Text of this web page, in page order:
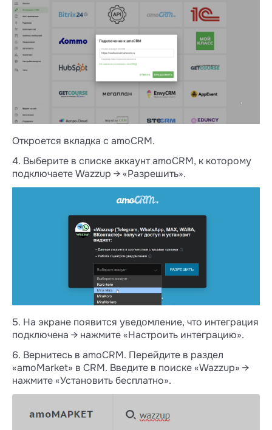
Откроется вкладка с amoCRM.
4. Выберите в списке аккаунт amoCRM, к которому
подключаете Wazzup → «Разрешить».
5. На экране появится уведомление, что интеграция
подключена → нажмите «Настроить интеграцию».
6. Вернитесь в amoCRM. Перейдите в раздел
«amoMarket» в CRM. Введите в поиске «Wazzup» →
нажмите «Установить бесплатно».